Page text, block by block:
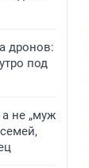
дронов:
под
не „муж